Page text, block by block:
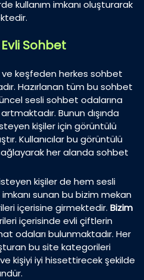
kullanım imkanı oluşturarak
Sohbet
ve keşfeden herkes sohbet
Hazırlanan tüm bu sohbet
sesli sohbet odalarına
Bunun dışında
kişiler için görüntülü
Kullanıcılar bu görüntülü
her alanda sohbet
kişiler de hem sesli
sunan bu bizim mekan
içerisine girmektedir. Bizim
içerisinde evli çiftlerin
odaları bulunmaktadır. Her
bu site kategorileri
kişiyi iyi hissettirecek şekilde